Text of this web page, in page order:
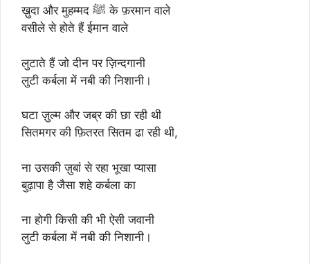
ख़ुदा और मुहम्मद ﷺ के फ़रमान वाले
वसीले से होते हैं ईमान वाले
लुटाते हैं जो दीन पर ज़िन्दगानी
लुटी कर्बला में नबी की निशानी।
घटा ज़ुल्म और जब्र की छा रही थी
सितमगर की फ़ितरत सितम ढा रही थी,
ना उसकी ज़ुबां से रहा भूखा प्यासा
बुढ़ापा है जैसा शहे कर्बला का
ना होगी किसी की भी ऐसी जवानी
लुटी कर्बला में नबी की निशानी।